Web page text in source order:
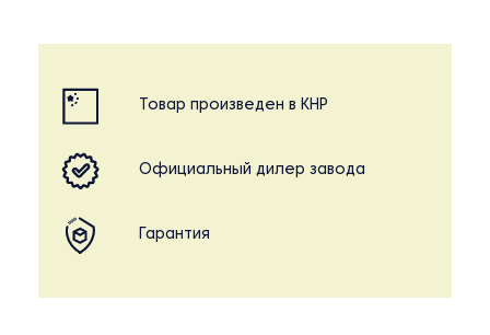
Товар произведен в КНР
Официальный дилер завода
Гарантия